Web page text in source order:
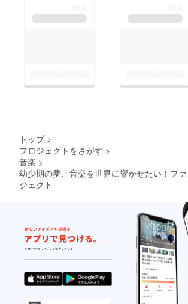
トップ >
プロジェクトをさがす >
音楽 >
幼少期の夢、音楽を世界に響かせたい！フ
ジェクト